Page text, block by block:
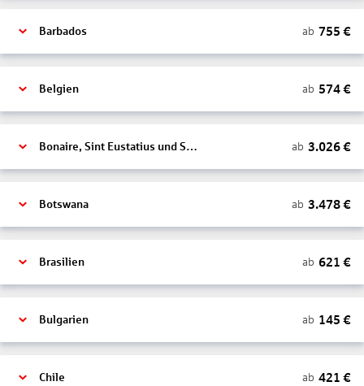
Barbados ab 755 €
Belgien ab 574€
Bonaire, Sint Eustatius und Saba ab 3.026€
Botswana ab 3.478€
Brasilien ab 621 €
Bulgarien ab 145 €
Chile ab 421 €